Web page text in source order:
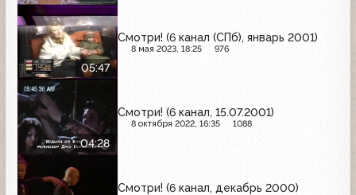
05:47
Смотри! (6 канал (СПб), январь 2001)
8 мая 2023, 18:25 976
04:28
Смотри! (6 канал, 15.07.2001)
8 октября 2022, 16:35 1088
Смотри! (6 канал, декабрь 2000)